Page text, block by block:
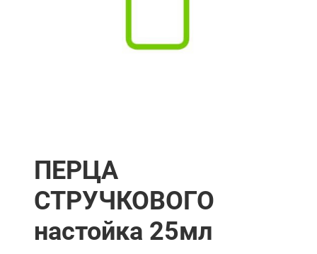
ПЕРЦА
СТРУЧКОВОГО
настойка 25мл